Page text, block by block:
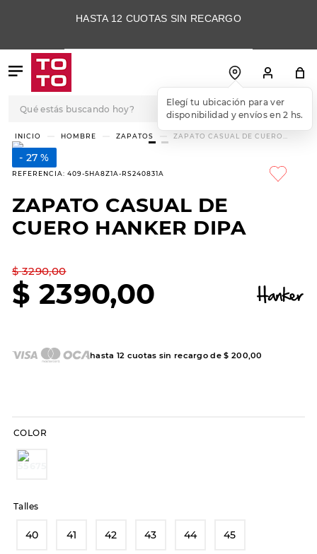
HASTA 12 CUOTAS SIN RECARGO
Elegí tu ubicación para ver
disponibilidad y envíos en 2 hs.
HOMBRE ZAPATOS
ZAPATO CASUAL DE CUERO
27 %
REFERENCIA: 409-5HA8Z1A-RS240831A
ZAPATO CASUAL DE
CUERO HANKER DIPA
$ 3290,00
$ 2390,00
hasta 12 cuotas sin recargo de$ 200 ,00
COLOR
Talles
40 41 42 43 44 45
TÉRMINOS MÁS
BUSCADOS
3.
skechers slip-ins